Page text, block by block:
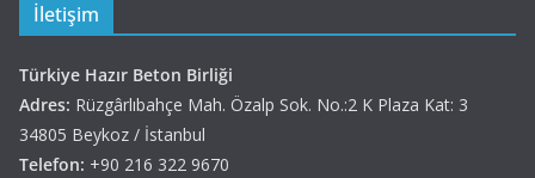
İletişim
Türkiye Hazır Beton Birliği
Adres: Rüzgârlıbahçe Mah. Özalp Sok. No.:2 K Plaza Kat: 3
34805 Beykoz / İstanbul
Telefon: +90 216 322 9670